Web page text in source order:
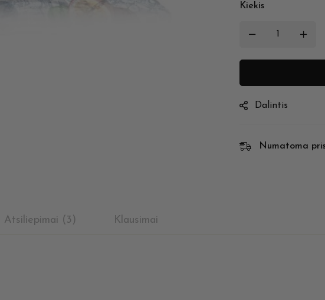
Kiekis
Dalintis
Numatoma
Atsiliepimai (3) Klausimai